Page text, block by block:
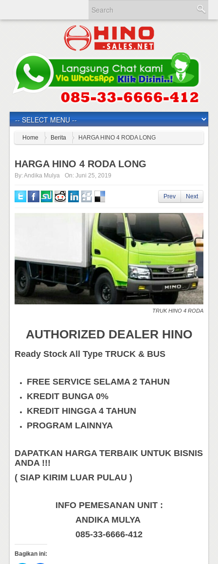
Home Berita HARGA HINO 4 RODA LONG
HARGA HINO 4 RODA LONG
By:Andika Mulya On: Juni 25, 2019
Prev Next
TRUK HINO 4 RODA
AUTHORIZED DEALER HINO
Ready Stock All Type TRUCK & BUS
FREE SERVICE SELAMA 2 TAHUN
KREDIT BUNGA 0%
KREDIT HINGGA 4 TAHUN
PROGRAM LAINNYA
DAPATKAN HARGA TERBAIK UNTUK BISNIS
ANDA !!!
( SIAP KIRIM LUAR PULAU )
INFO PEMESANAN UNIT :
ANDIKA MULYA
085-33-6666-412
Bagikan ini: